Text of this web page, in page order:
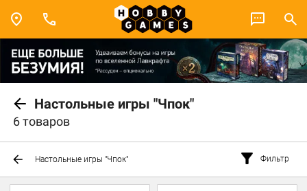
Настольные игры "Чпок"
6 товаров
Настольные игры "Чпок" Фильтр